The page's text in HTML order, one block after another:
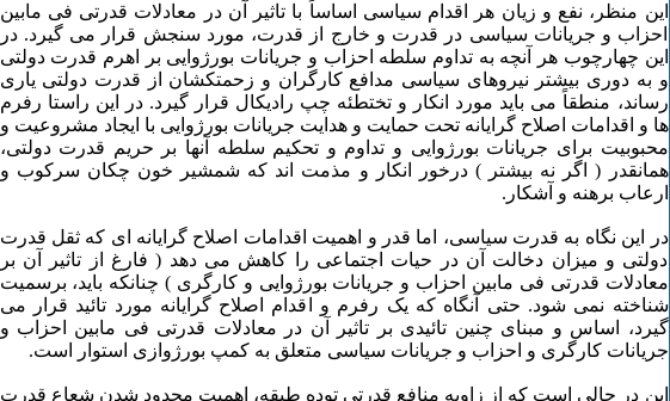
این منظر، نفع و زیان هر اقدام سیاسی اساساً با تاثیر آن در معادلات قدرتی فی مابین
احزاب و جریانات سیاسی در قدرت و خارج از قدرت، مورد سنجش قرار می گیرد. در
این چهارچوب هر آنچه به تداوم سلطه احزاب و جریانات بورژوایی بر اهرم قدرت دولتی
و به دوری بیشتر نیروهای سیاسی مدافع کارگران و زحمتکشان از قدرت دولتی یاری
رساند، منطقاً می باید مورد انکار و تختطئه چپ رادیکال قرار گیرد. در این راستا رفرم
ها و اقدامات اصلاح گرایانه تحت حمایت و هدایت جریانات بورژوایی با ایجاد مشروعیت و
محبوبیت برای جریانات بورژوایی و تداوم و تحکیم سلطه آنها بر حریم قدرت دولتی،
همانقدر ( اگر نه بیشتر ) درخور انکار و مذمت اند که شمشیر خون چکان سرکوب و
ارعاب برهنه و آشکار.
در این نگاه به قدرت سیاسی، اما قدر و اهمیت اقدامات اصلاح گرایانه ای که ثقل قدرت
دولتی و میزان دخالت آن در حیات اجتماعی را کاهش می دهد ( فارغ از تاثیر آن بر
معادلات قدرتی فی مابین احزاب و جریانات بورژوایی و کارگری ) چنانکه باید، برسمیت
شناخته نمی شود. حتی آنگاه که یک رفرم و اقدام اصلاح گرایانه مورد تائید قرار می
گیرد، اساس و مبنای چنین تائیدی بر تاثیر آن در معادلات قدرتی فی مابین احزاب و
جریانات کارگری و احزاب و جریانات سیاسی متعلق به کمپ بورژوازی استوار است.
این در حالی است که از زاویه منافع قدرتی توده طبقه، اهمیت محدود شدن شعاع قدرت